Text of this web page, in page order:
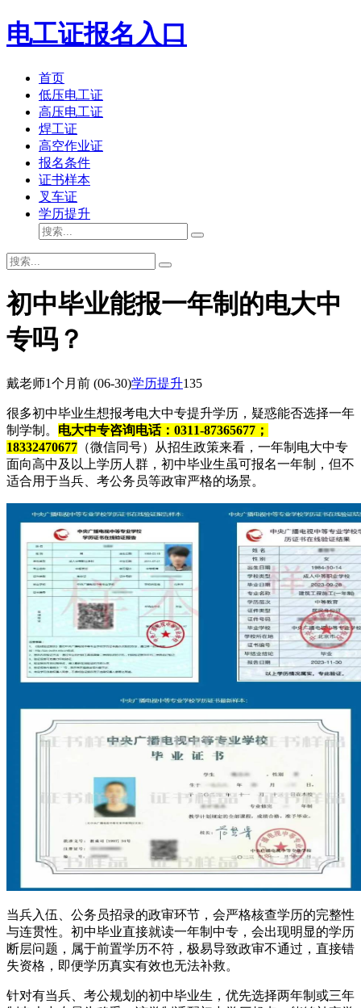
电工证报名入口
首页
低压电工证
高压电工证
焊工证
高空作业证
报名条件
证书样本
叉车证
学历提升
初中毕业能报一年制的电大中
专吗？
戴老师1个月前 (06-30)学历提升135
很多初中毕业生想报考电大中专提升学历，疑惑能否选择一年
制学制。 电大中专咨询电话：0311-87365677；
18332470677 （微信同号）从招生政策来看，一年制电大中专
面向高中及以上学历人群，初中毕业生虽可报名一年制，但不
适合用于当兵、考公务员等政审严格的场景。
当兵入伍、公务员招录的政审环节，会严格核查学历的完整性
与连贯性。初中毕业直接就读一年制中专，会出现明显的学历
断层问题，属于前置学历不符，极易导致政审不通过，直接错
失资格，即便学历真实有效也无法补救。
针对有当兵、考公规划的初中毕业生，优先选择两年制或三年